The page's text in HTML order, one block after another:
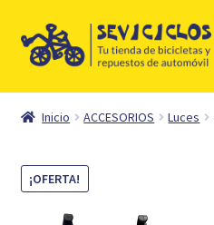
Ir
Ir
al
Inicio
Automóvil
Inicio ACCESORIOS Luces
¡OFERTA!